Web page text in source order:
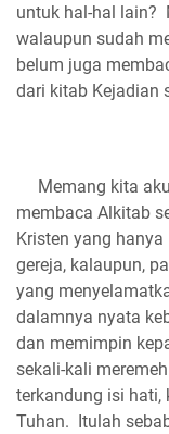
untuk hal-hal lain?
walaupun sudah
belum juga
dari kitab Kejadian
Memang kita
membaca Alkitab
Kristen yang
gereja, kalaupun,
yang
dalamnya nyata
dan memimpin
sekali-kali
terkandung isi hati,
Tuhan. Itulah